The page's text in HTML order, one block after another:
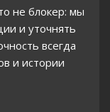
не блокер: мы
и уточнять
всегда
и истории